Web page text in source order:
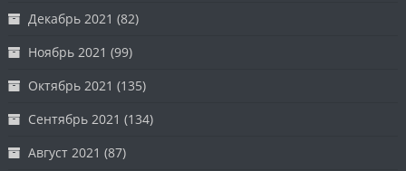
Декабрь 2021 (82)
Ноябрь 2021 (99)
Октябрь 2021 (135)
Сентябрь 2021 (134)
Август 2021 (87)